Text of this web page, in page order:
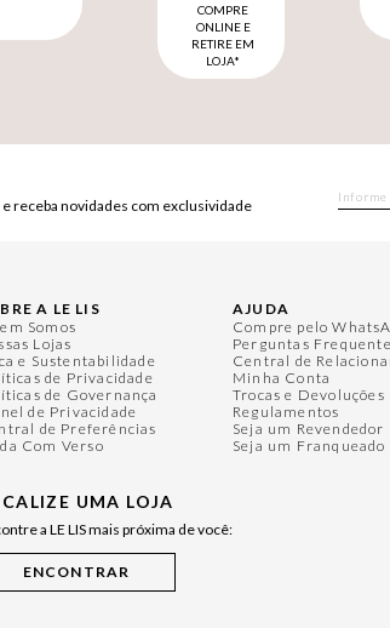
COMPRE
ONLINE E
RETIRE EM
LOJA*
receba novidades com exclusividade
A LE LIS
Somos
Lojas
e Sustentabilidade
de Privacidade
de Governança
de Privacidade
de Preferências
Com Verso
UMA LOJA
a LE LIS mais próxima de você:
AJUDA
Compre pelo
Perguntas
Central de
Minha Conta
Trocas e Devoluções
Regulamentos
Seja um Revendedor
Seja um Franqueado